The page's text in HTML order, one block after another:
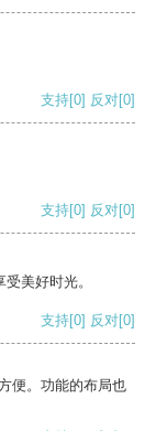
支持[0] 反对[0]
支持[0] 反对[0]
美好时光。
支持[0] 反对[0]
便。功能的布局也